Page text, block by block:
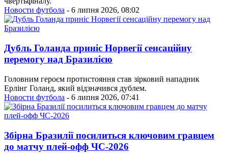
Новости футбола - 6 липня 2026, 08:02
Дубль Голанда приніс Норвегії сенсаційну
перемогу над Бразилією
Головним героєм протистояння став зірковий нападник
Ерлінг Голанд, який відзначився дублем.
Новости футбола - 6 липня 2026, 07:41
Збірна Бразилії посилиться ключовим гравцем
до матчу плей-офф ЧС-2026